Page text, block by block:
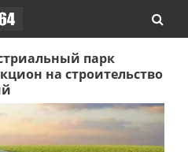
парк
на строительство